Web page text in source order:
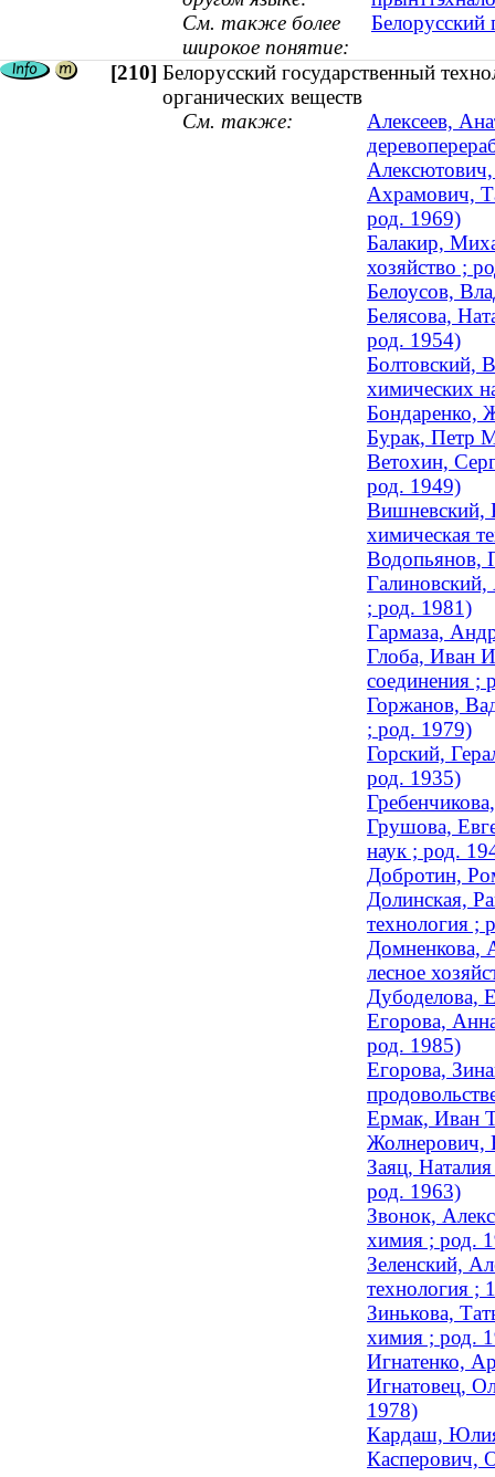
См. также более
широкое понятие:
Белорусский
[210] Белорусский государственный
органических веществ
См. также:
Алексеев,
Ахрамович,
род. 1969)
Балакир,
хозяйство ;
Белоусов,
Белясова,
род. 1954)
Болтовский,
химических
Бондаренко,
Бурак, Петр
Ветохин,
род. 1949)
Вишневский,
химическая
Водопьянов,
Галиновский,
; род. 1981)
Гармаза,
Глоба, Иван
соединения ;
Горжанов,
; род. 1979)
Горский,
род. 1935)
Грушова,
наук ; род.
Добротин,
Долинская,
технология ;
Домненкова,
лесное
Дубоделова,
Егорова,
род. 1985)
Егорова,
Ермак, Иван
Жолнерович,
Заяц,
род. 1963)
Звонок,
химия ; род.
Зеленский,
технология ;
Зинькова,
химия ; род.
Игнатенко,
Игнатовец,
1978)
Кардаш, Юлия
Касперович,